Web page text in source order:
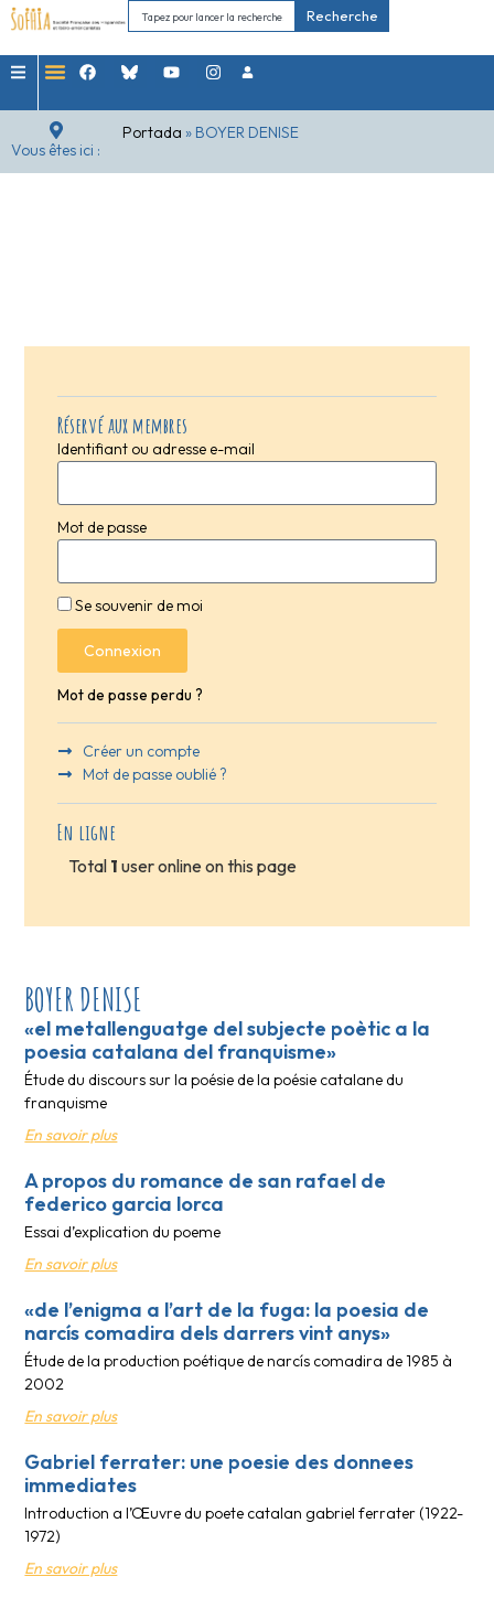
Recherche
Vous êtes ici :
Portada » BOYER DENISE
Réservé aux membres
Identifiant ou adresse e-mail
Mot de passe
Se souvenir de moi
Connexion
Mot de passe perdu ?
Créer un compte
Mot de passe oublié ?
En ligne
Total 1 user online on this page
BOYER DENISE
«el metallenguatge del subjecte poètic a la
poesia catalana del franquisme»
Étude du discours sur la poésie de la poésie catalane du
franquisme
En savoir plus
A propos du romance de san rafael de
federico garcia lorca
Essai d’explication du poeme
En savoir plus
«de l’enigma a l’art de la fuga: la poesia de
narcís comadira dels darrers vint anys»
Étude de la production poétique de narcís comadira de 1985 à
2002
En savoir plus
Gabriel ferrater: une poesie des donnees
immediates
Introduction a l’Œuvre du poete catalan gabriel ferrater (1922-
1972)
En savoir plus